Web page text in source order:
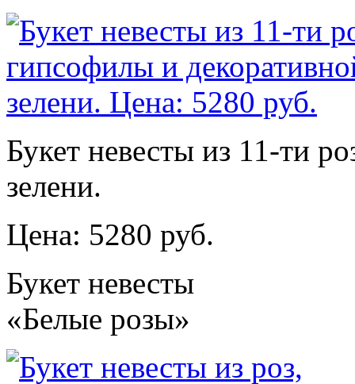
Букет невесты из 11-ти
зелени.
Цена: 5280 руб.
Букет невесты
«Белые розы»